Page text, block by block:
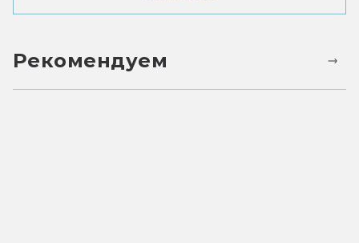
Рекомендуем